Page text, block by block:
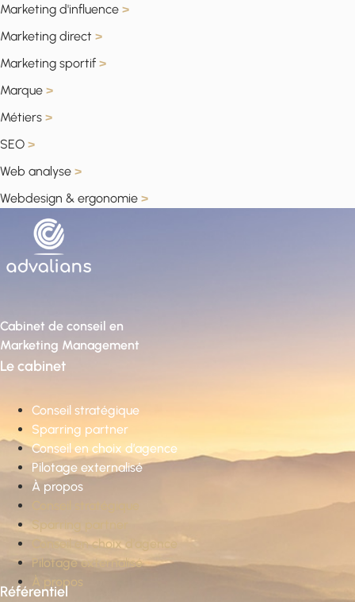
Marketing d'influence >
Marketing direct >
Marketing sportif >
Marque >
Métiers >
SEO >
Web analyse >
Webdesign & ergonomie >
Cabinet de conseil en
Marketing Management
Le cabinet
Conseil stratégique
Sparring partner
Conseil en choix d’agence
Pilotage externalisé
À propos
Sparring partner
Conseil en choix d’agence
Pilotage externalisé
À propos
Référentiel